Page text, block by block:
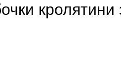
кролятини